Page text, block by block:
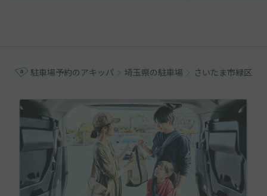
駐車場予約のアキッパ 埼玉県の駐車場 さいたま市緑区の